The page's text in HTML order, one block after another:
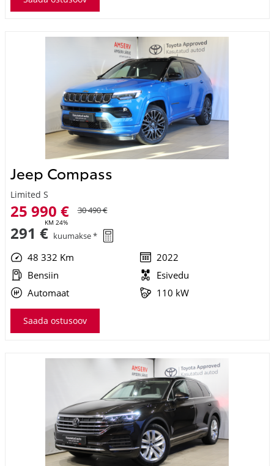
Jeep Compass
Limited S
25 990 €
KM 24%
291 € kuumakse *
Bensiin
Esivedu
Automaat
110 kW
Saada ostusoov